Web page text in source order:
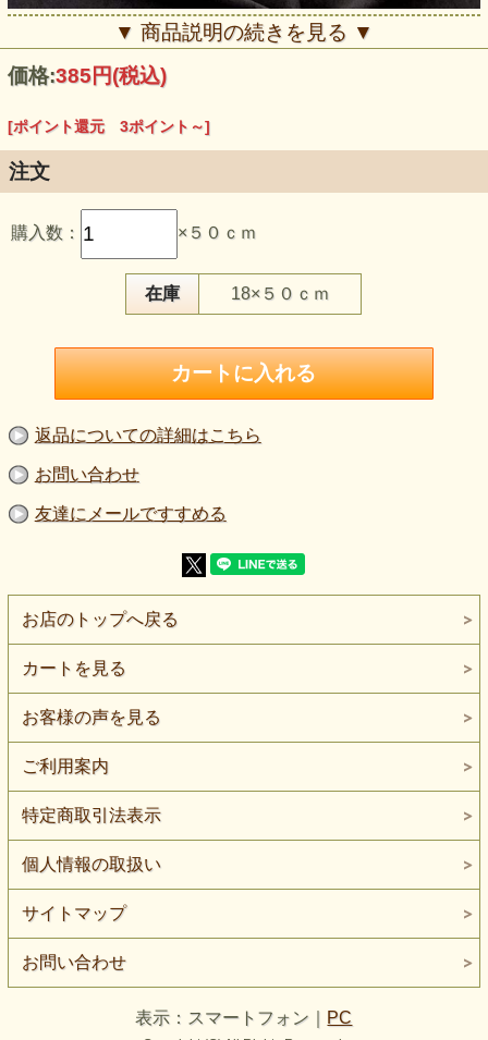
この生地のおすすめポイント
・タテ・ヨコに伸びる、2WAYハイテンションニットです。
・ピーチスキン調の細かな毛足と、しなやかな風合いがあり
・黒に近い深さを持ちながら、光によって茶の色味が現れる
衣装などにご検討いただけます。
・160cmの広幅で、大人服や衣装などの裁断計画を立てやす
い規格です。
【商品名】2WAYハイテンションニット こげ茶
【価 格】350円＋消費税（50cm単位）
【素 材】ナイロン：90％、ポリウレタン：10％
【生地幅】160cm
【販売単位】50cm単位になります。
【生地の厚さ】普通～やや薄い
タテ・ヨコの両方向に伸びる、2WAYハイテンションニット
しなやかな風合いがあり、表側にはピーチスキン調の細かな
毛足が感じられます。
色は、黒に近い深さを持つこげ茶です。
遠目では黒にも見える落ち着きがありますが、光の当たり方
や表面の向きによって、茶の色味が静かに現れます。
黒い土へ古い革の粉を薄く重ね、表面だけをやわらかく曇ら
せたような色です。
強い光沢を主役にせず、ピーチスキン調の表面によって、濃
色の硬さを少しやわらげています。
表側には細かな毛足があり、なめらかでしなやかな風合いで
な保温機能を示すものではありません。
厚みは普通～やや薄手です。
パンツ、細身パンツ、レギンス、タイトスカート、トップ
ス、チュニック、ワンピース、セットアップなどにご検討い
ただけます。
パンツでは、ストレート、テーパード、細身型、ややゆとり
のあるワイド型などに。
黒ほど強く見せずに、深いこげ茶を広い面で見せるボトムへ
▼ 商品説明の続きを見る ▼
価格:385円(税込)
[ポイント還元 3ポイント～]
注文
購入数： ×５０ｃｍ
在庫 18×５０ｃｍ
返品についての詳細はこちら
お問い合わせ
友達にメールですすめる
お店のトップへ戻る
カートを見る
お客様の声を見る
ご利用案内
特定商取引法表示
個人情報の取扱い
サイトマップ
お問い合わせ
表示：スマートフォン｜ PC